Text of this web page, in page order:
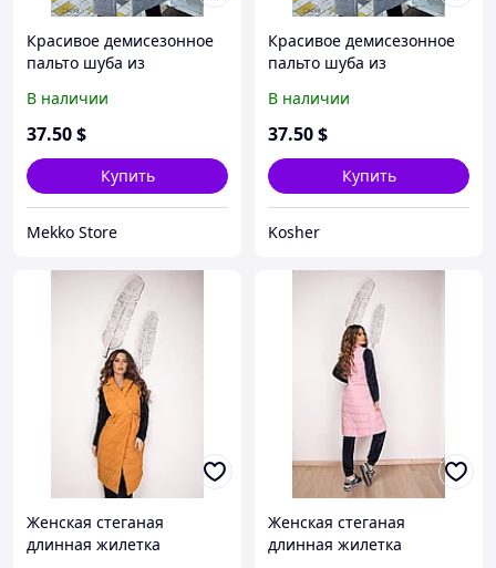
Красивое демисезонное
пальто шуба из
норма и батал большой
размер
В наличии
37.50$
Купить
Mekko Store
Красивое демисезонное
пальто шуба из
норма и батал большой
размер
В наличии
37.50$
Купить
Kosher
Женская стеганая
длинная жилетка
Женская стеганая
длинная жилетка